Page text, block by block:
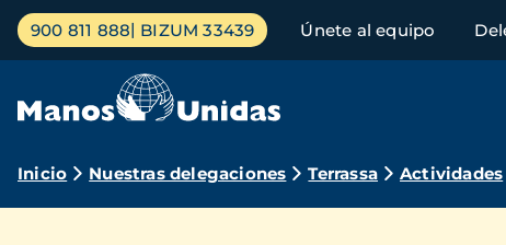
Pasar
contenido
Menú
principal
900 811 888 BIZUM 33439 Únete al equipo
Ruta
Inicio Nuestras delegaciones Terrassa Actividades